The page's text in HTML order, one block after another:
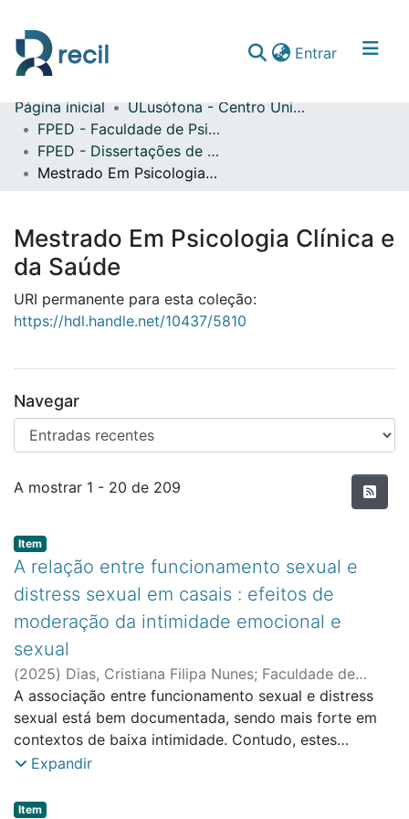
Entrar(current)
Comunidades & Coleções
Percorrer repositório
Página inicial
ULusófona - Centro Universitário do Porto
FPED - Faculdade de Psicologia, Educação e Desporto
FPED - Dissertações de Mestrado
Mestrado Em Psicologia Clínica e da Saúde
Mestrado Em Psicologia Clínica e
da Saúde
URI permanente para esta coleção:
https://hdl.handle.net/10437/5810
Navegar
Entradas recentes
A mostrar 1 - 20 de 209
Item type:
Item,
A relação entre funcionamento sexual e
distress sexual em casais : efeitos de
moderação da intimidade emocional e
sexual
(2025) Dias, Cristiana Filipa Nunes; Faculdade de
Psicologia e Educação;Tavares, Inês Margarida Matos
A associação entre funcionamento sexual e distress
sexual está bem documentada, sendo mais forte em
contextos de baixa intimidade. Contudo, estes
estudos baseiam-se em amostras individuais, não
sexual, permanecendo por explorar o papel
Expandir
Item type:
Item,